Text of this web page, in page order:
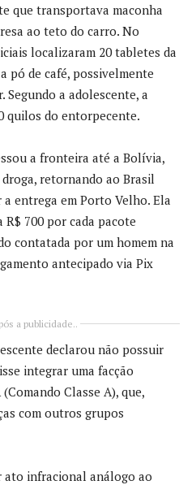
que transportava maconha
ao teto do carro. No
localizaram 20 tabletes da
pó de café, possivelmente
a adolescente, a
quilos do entorpecente.
a fronteira até a Bolívia,
retornando ao Brasil
entrega em Porto Velho. Ela
700 por cada pacote
contatada por um homem na
antecipado via Pix
a publicidade..
declarou não possuir
integrar uma facção
Classe A), que,
com outros grupos
ato infracional análogo ao